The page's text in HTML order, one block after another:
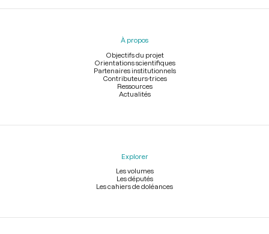
Menu
À propos
Objectifs du projet
Orientations scientifiques
Partenaires institutionnels
Contributeurs-trices
Ressources
Actualités
Explorer
Les volumes
Les députés
Les cahiers de doléances